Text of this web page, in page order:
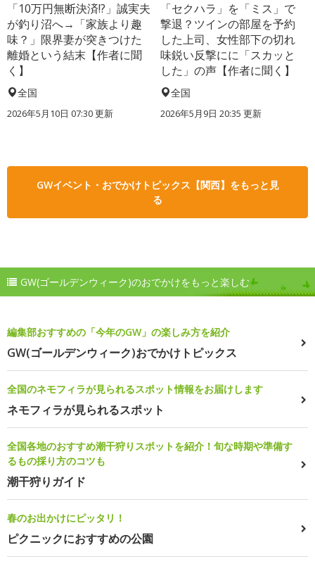
「10万円無断決済!?」誠実夫
が釣り沼へ→「家族より趣
味？」限界妻が突きつけた
離婚という結末【作者に聞
く】
全国
2026年5月10日 07:30 更新
「セクハラ」を「ミス」で
撃退？ツインの部屋を予約
した上司、女性部下の切れ
味鋭い反撃にに「スカッと
した」の声【作者に聞く】
全国
2026年5月9日 20:35 更新
GWイベント・おでかけトピックス【関西】をもっと見
る
GW(ゴールデンウィーク)のおでかけをもっと楽しむ
編集部おすすめの「今年のGW」の楽しみ方を紹介
GW(ゴールデンウィーク)おでかけトピックス
全国のネモフィラが見られるスポット情報をお届けします
ネモフィラが見られるスポット
全国各地のおすすめ潮干狩りスポットを紹介！旬な時期や準備す
るもの採り方のコツも
潮干狩りガイド
春のお出かけにピッタリ！
ピクニックにおすすめの公園